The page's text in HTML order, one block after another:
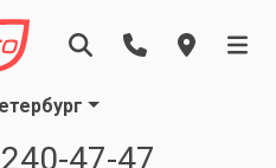
47-47